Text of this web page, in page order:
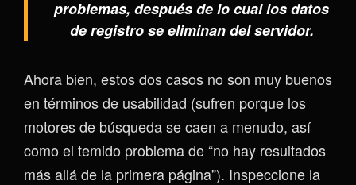
problemas, después de lo cual los datos
de registro se eliminan del servidor.
Ahora bien, estos dos casos no son muy buenos
en términos de usabilidad (sufren porque los
motores de búsqueda se caen a menudo, así
como el temido problema de “no hay resultados
más allá de la primera página”). Inspeccione la